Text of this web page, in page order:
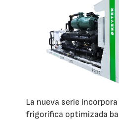
La nueva serie
frigorífica optimizada